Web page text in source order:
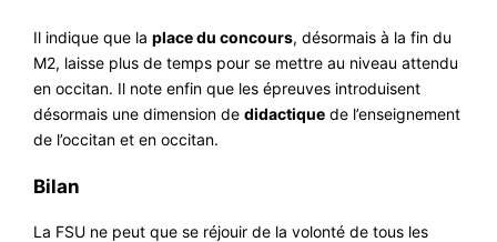
Il indique que la place du concours, désormais à la fin du
M2, laisse plus de temps pour se mettre au niveau attendu
en occitan. Il note enfin que les épreuves introduisent
désormais une dimension de didactique de l’enseignement
de l’occitan et en occitan.
Bilan
La FSU ne peut que se réjouir de la volonté de tous les